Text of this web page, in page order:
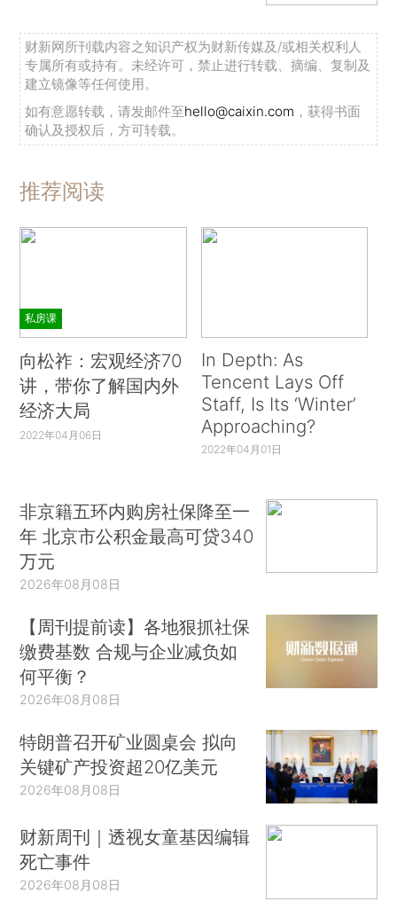
财新网所刊载内容之知识产权为财新传媒及/或相关权利人
专属所有或持有。未经许可，禁止进行转载、摘编、复制及
建立镜像等任何使用。
如有意愿转载，请发邮件至hello@caixin.com ，获得书面
确认及授权后，方可转载。
推荐阅读
私房课
向松祚：宏观经济70
讲，带你了解国内外
经济大局
2022年04月06日
In Depth: As
Tencent Lays Off
Staff, Is Its ‘Winter’
Approaching?
2022年04月01日
非京籍五环内购房社保降至一
年 北京市公积金最高可贷340
万元
2026年08月08日
【周刊提前读】各地狠抓社保
缴费基数 合规与企业减负如
何平衡？
2026年08月08日
特朗普召开矿业圆桌会 拟向
关键矿产投资超20亿美元
2026年08月08日
财新周刊｜透视女童基因编辑
死亡事件
2026年08月08日